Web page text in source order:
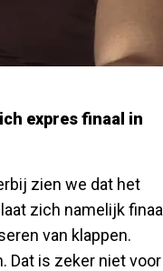
expres finaal in
zien we dat het
zich namelijk finaal
van klappen.
Dat is zeker niet voor